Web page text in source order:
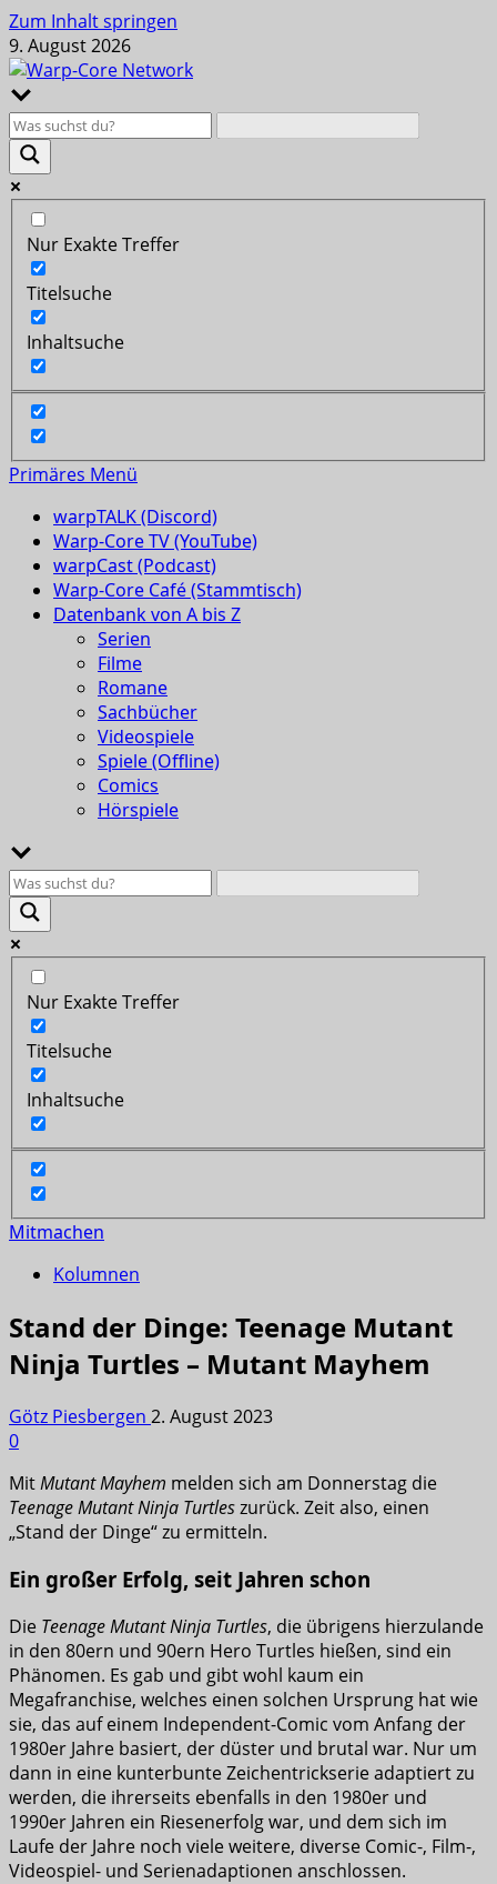
Zum Inhalt springen
9. August 2026
Nur Exakte Treffer
Titelsuche
Inhaltsuche
Primäres Menü
warpTALK (Discord)
Warp-Core TV (YouTube)
warpCast (Podcast)
Warp-Core Café (Stammtisch)
Datenbank von A bis Z
Serien
Filme
Romane
Sachbücher
Videospiele
Spiele (Offline)
Comics
Hörspiele
Nur Exakte Treffer
Titelsuche
Inhaltsuche
Mitmachen
Kolumnen
Stand der Dinge: Teenage Mutant
Ninja Turtles – Mutant Mayhem
Götz Piesbergen 2. August 2023
0
MitMutant Mayhem melden sich am Donnerstag die
Teenage Mutant Ninja Turtleszurück. Zeit also, einen
„Stand der Dinge“ zu ermitteln.
Ein großer Erfolg, seit Jahren schon
Die Teenage Mutant Ninja Turtles, die übrigens hierzulande
in den 80ern und 90ern Hero Turtles hießen, sind ein
Phänomen. Es gab und gibt wohl kaum ein
Megafranchise, welches einen solchen Ursprung hat wie
sie, das auf einem Independent-Comic vom Anfang der
1980er Jahre basiert, der düster und brutal war. Nur um
dann in eine kunterbunte Zeichentrickserie adaptiert zu
werden, die ihrerseits ebenfalls in den 1980er und
1990er Jahren ein Riesenerfolg war, und dem sich im
Laufe der Jahre noch viele weitere, diverse Comic-, Film-,
Videospiel- und Serienadaptionen anschlossen.